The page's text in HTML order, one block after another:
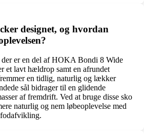
designet, og hvordan
der er en del af HOKA Bondi 8 Wide
et lavt hældrop samt en afrundet
en tidlig, naturlig og lækker
sål bidrager til en glidende
af fremdrift. Ved at bruge disse sko
naturlig og nem løbeoplevelse med